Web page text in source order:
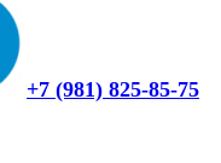
+7 (981) 825-85-75